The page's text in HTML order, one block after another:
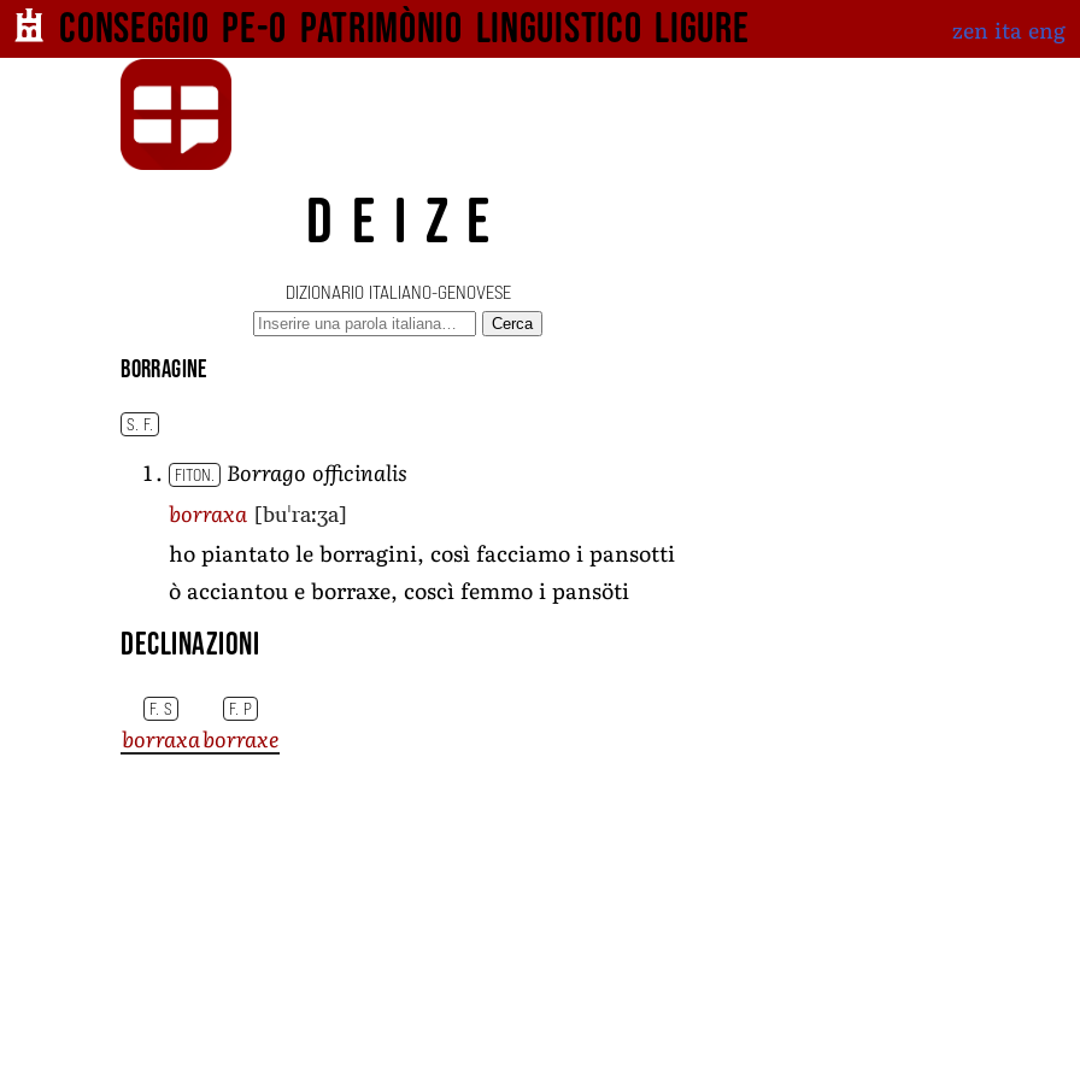
Conseggio pe-o patrimònio linguistico ligure zen ita eng
DEIZE
DIZIONARIO ITALIANO-GENOVESE
Cerca
borragine
S. F.
FITON.
Borrago officinalis
borraxa [buˈraːʒa]
ho piantato le borragini, così facciamo i pansotti
ò acciantou e borraxe, coscì femmo i pansöti
Declinazioni
F. S F. P
borraxaborraxe